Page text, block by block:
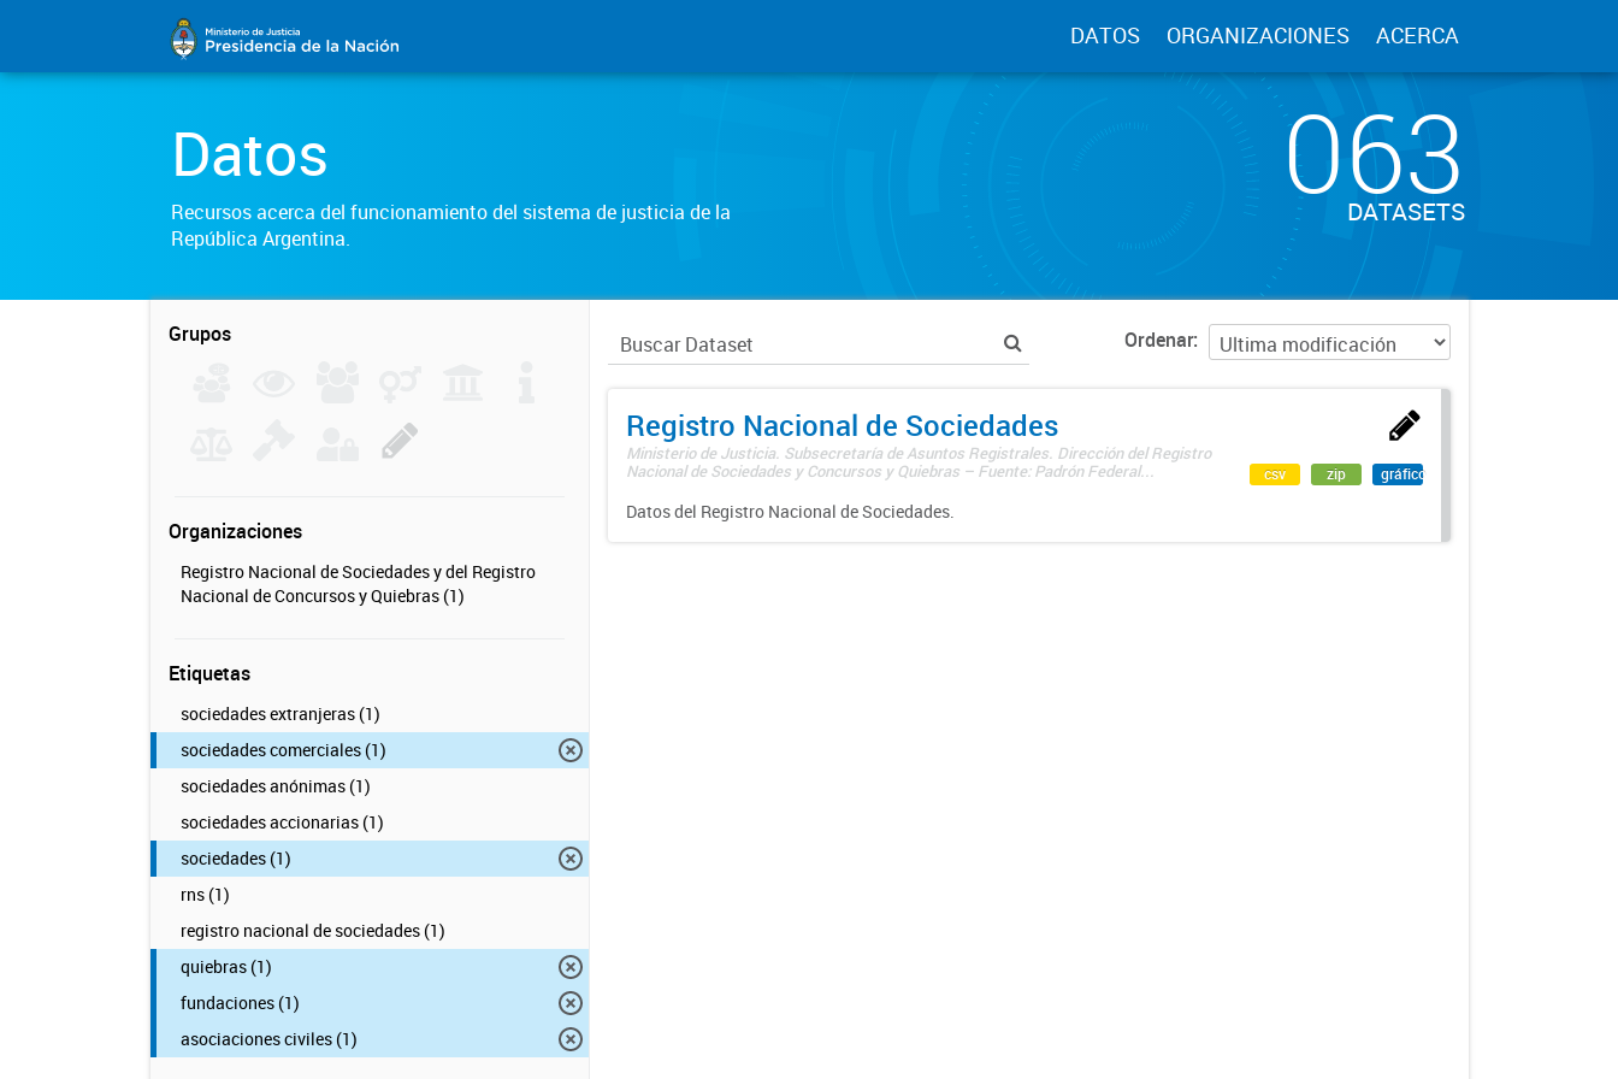
DATOS ORGANIZACIONES ACERCA
Datos
Recursos acerca del funcionamiento del sistema de justicia de la
República Argentina.
063
DATASETS
Grupos
Organizaciones
Registro Nacional de Sociedades y del Registro
Nacional de Concursos y Quiebras (1)
Etiquetas
sociedades extranjeras (1)
sociedades comerciales (1)
sociedades anónimas (1)
sociedades accionarias (1)
sociedades (1)
rns (1)
registro nacional de sociedades (1)
quiebras (1)
fundaciones (1)
asociaciones civiles (1)
Ordenar
Registro Nacional de Sociedades
Ministerio de Justicia. Subsecretaría de Asuntos Registrales. Dirección del Registro
Nacional de Sociedades y Concursos y Quiebras – Fuente: Padrón Federal...
Datos del Registro Nacional de Sociedades.
csv zip gráfico